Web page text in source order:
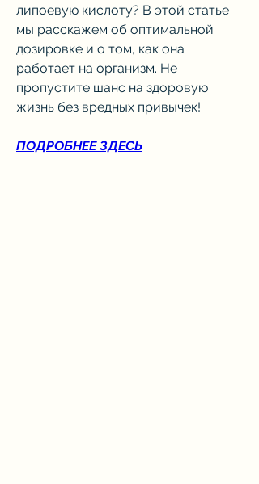
липоевую кислоту? В этой статье
мы расскажем об оптимальной
дозировке и о том, как она
работает на организм. Не
пропустите шанс на здоровую
жизнь без вредных привычек!
ПОДРОБНЕЕ ЗДЕСЬ